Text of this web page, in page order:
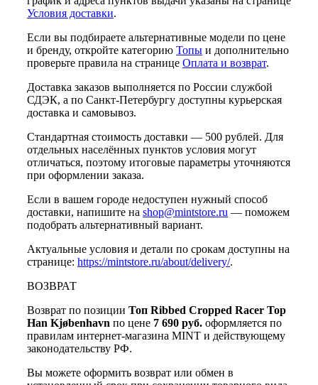
Условия доставки.
Если вы подбираете альтернативные модели по цене
и бренду, откройте категорию Топы и дополнительно
проверьте правила на странице Оплата и возврат.
Доставка заказов выполняется по России службой
СДЭК, а по Санкт-Петербургу доступны курьерская
доставка и самовывоз.
Стандартная стоимость доставки — 500 рублей. Для
отдельных населённых пунктов условия могут
отличаться, поэтому итоговые параметры уточняются
при оформлении заказа.
Если в вашем городе недоступен нужный способ
доставки, напишите на shop@mintstore.ru — поможем
подобрать альтернативный вариант.
Актуальные условия и детали по срокам доступны на
странице: https://mintstore.ru/about/delivery/.
ВОЗВРАТ
Возврат по позиции Топ Ribbed Cropped Racer Top
Han Kjøbenhavn по цене 7 690 руб. оформляется по
правилам интернет-магазина MINT и действующему
законодательству РФ.
Вы можете оформить возврат или обмен в